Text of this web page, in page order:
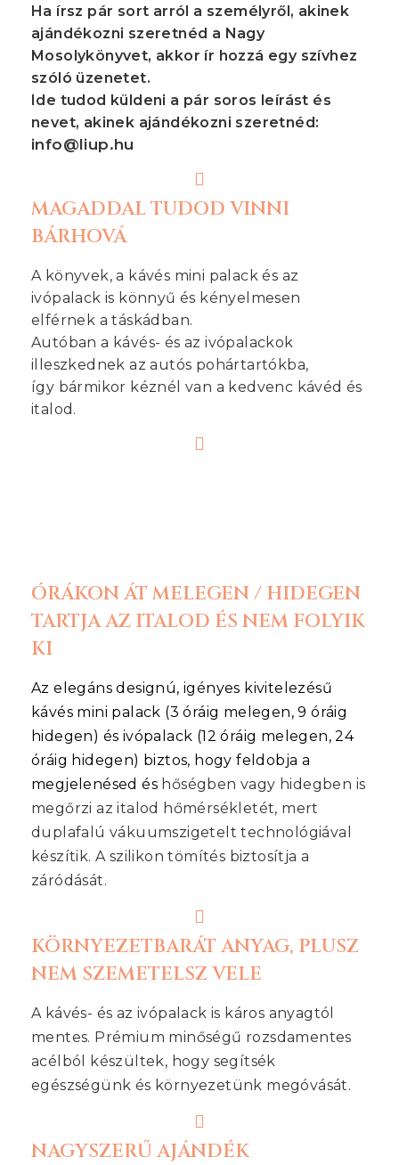
Ha írsz pár sort arról a személyről, akinek
ajándékozni szeretnéd a Nagy
Mosolykönyvet, akkor ír hozzá egy szívhez
szóló üzenetet.
Ide tudod küldeni a pár soros leírást és
nevet, akinek ajándékozni szeretnéd:
info@liup.hu
MAGADDAL TUDOD VINNI
BÁRHOVÁ
A könyvek, a kávés mini palack és az
ivópalack is könnyű és kényelmesen
elférnek a táskádban.
Autóban a kávés- és az ivópalackok
illeszkednek az autós pohártartókba,
így bármikor kéznél van a kedvenc kávéd és
italod.
ÓRÁKON ÁT MELEGEN / HIDEGEN
TARTJA AZ ITALOD ÉS NEM FOLYIK
KI
Az elegáns designú, igényes kivitelezésű
kávés mini palack (3 óráig melegen, 9 óráig
hidegen) és ivópalack (12 óráig melegen, 24
óráig hidegen) biztos, hogy feldobja a
megjelenésed és hőségben vagy hidegben is
megőrzi az italod hőmérsékletét, mert
duplafalú vákuumszigetelt technológiával
készítik. A szilikon tömítés biztosítja a
záródását.
KÖRNYEZETBARÁT ANYAG, PLUSZ
NEM SZEMETELSZ VELE
A kávés- és az ivópalack is káros anyagtól
mentes. Prémium minőségű rozsdamentes
acélból készültek, hogy segítsék
egészségünk és környezetünk megóvását.
NAGYSZERŰ AJÁNDÉK